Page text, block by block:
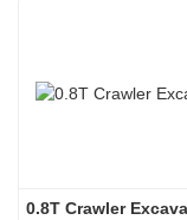
0.8T Crawler